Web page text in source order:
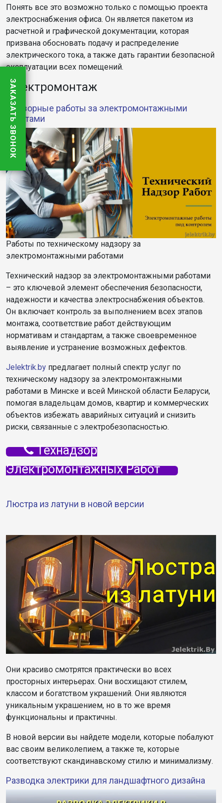
Понять все это возможно только с помощью проекта
электроснабжения офиса. Он является пакетом из
расчетной и графической документации, которая
призвана обосновать подачу и распределение
электрического тока, а также дать гарантии безопасной
эксплуатации всех помещений.
Электромонтаж
Надзорные работы за электромонтажными
работами
Работы по техническому надзору за
электромонтажными работами
Технический надзор за электромонтажными работами
– это ключевой элемент обеспечения безопасности,
надежности и качества электроснабжения объектов.
Он включает контроль за выполнением всех этапов
монтажа, соответствие работ действующим
нормативам и стандартам, а также своевременное
выявление и устранение возможных дефектов.
Jelektrik.by предлагает полный спектр услуг по
техническому надзору за электромонтажными
работами в Минске и всей Минской области Беларуси,
помогая владельцам домов, квартир и коммерческих
объектов избежать аварийных ситуаций и снизить
риски, связанные с электробезопасностью.
Технадзор
Электромонтажных Работ
Люстра из латуни в новой версии
Они красиво смотрятся практически во всех
просторных интерьерах. Они восхищают стилем,
классом и богатством украшений. Они являются
уникальным украшением, но в то же время
функциональны и практичны.
В новой версии вы найдете модели, которые побалуют
вас своим великолепием, а также те, которые
соответствуют скандинавскому стилю и минимализму.
Разводка электрики для ландшафтного дизайна
ЗАКАЗАТЬ ЗВОНОК